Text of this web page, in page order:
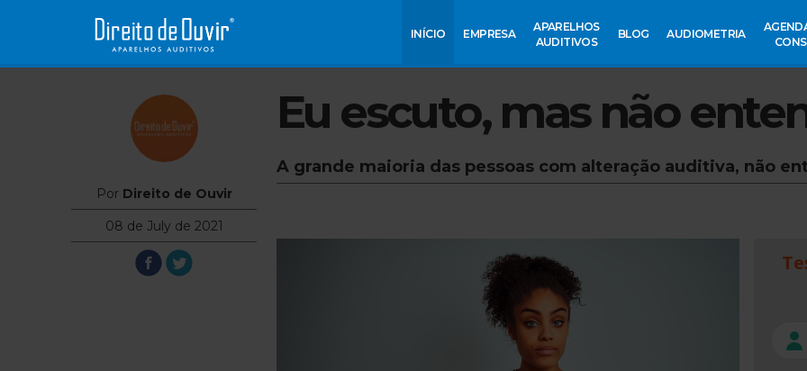
INÍCIO EMPRESA
APARELHOS
AUDITIVOS
BLOG AUDIOMETRIA
Por Direito de Ouvir
08 de July de 2021
Eu escuto, mas não
A grande maioria das pessoas com alteração auditiva, não